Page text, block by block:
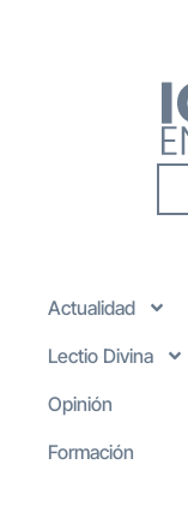
Actualidad
Lectio Divina
Opinión
Formación